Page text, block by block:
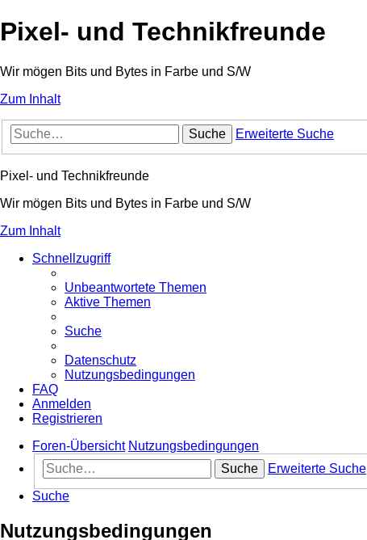
Pixel- und Technikfreunde
Wir mögen Bits und Bytes in Farbe und S/W
Zum Inhalt
Suche Erweiterte Suche
Pixel- und Technikfreunde
Wir mögen Bits und Bytes in Farbe und S/W
Zum Inhalt
Schnellzugriff
Unbeantwortete Themen
Aktive Themen
Suche
Datenschutz
Nutzungsbedingungen
FAQ
Anmelden
Registrieren
Foren-Übersicht Nutzungsbedingungen
Suche
Erweiterte Suche
Suche
Nutzungsbedingungen